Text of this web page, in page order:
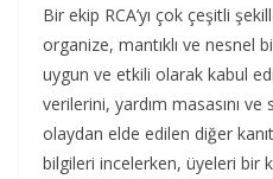
Bir ekip RCA’yı çok çeşitli
organize, mantıklı ve nesnel
uygun ve etkili olarak kabul
verilerini, yardım masasını ve
olaydan elde edilen diğer
bilgileri incelerken, üyeleri bir